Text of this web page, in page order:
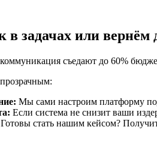
в задачах или вернём
съедают до 60%
Мы сами настроим платформу
Если система не снизит ваши
Готовы стать нашим кейсом?